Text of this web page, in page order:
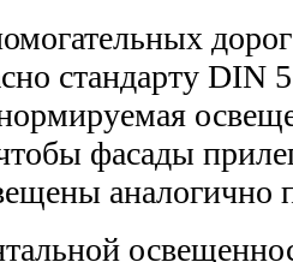
стандарту DIN
фасады
аналогично